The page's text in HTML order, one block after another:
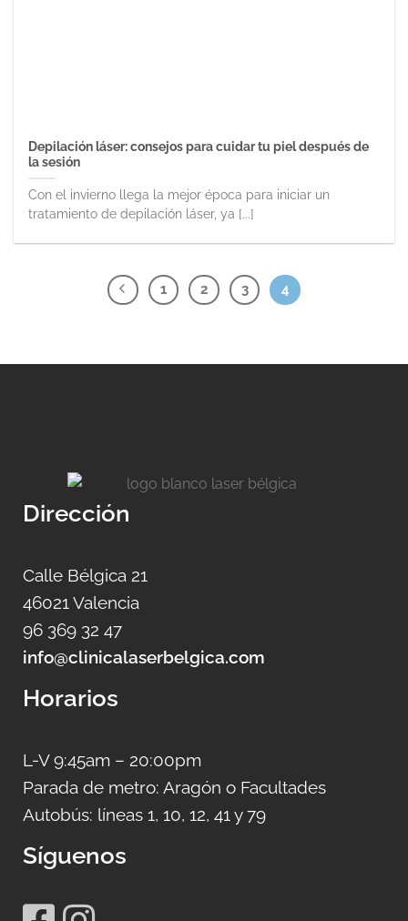
Depilación láser: consejos para cuidar tu piel después de
la sesión
Con el invierno llega la mejor época para iniciar un
tratamiento de depilación láser, ya [...]
1 2 3 4
Dirección
Calle Bélgica 21
46021 Valencia
96 369 32 47
info@clinicalaserbelgica.com
Horarios
L-V 9:45am – 20:00pm
Parada de metro: Aragón o Facultades
Autobús: líneas 1, 10, 12, 41 y 79
Síguenos